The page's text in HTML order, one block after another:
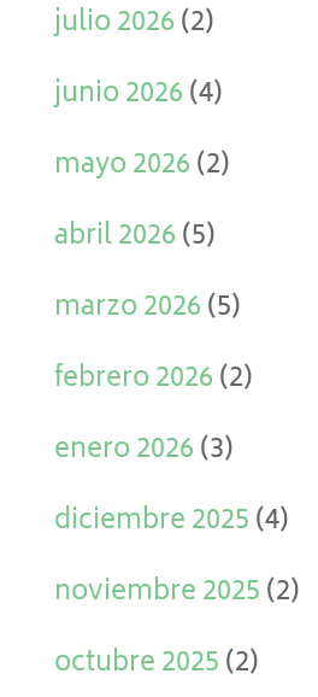
julio 2026(2)
junio 2026(4)
mayo 2026(2)
abril 2026(5)
marzo 2026(5)
febrero 2026(2)
enero 2026(3)
diciembre 2025(4)
noviembre 2025(2)
octubre 2025(2)